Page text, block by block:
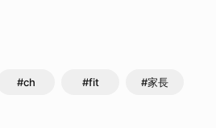
#ch #fit #家長